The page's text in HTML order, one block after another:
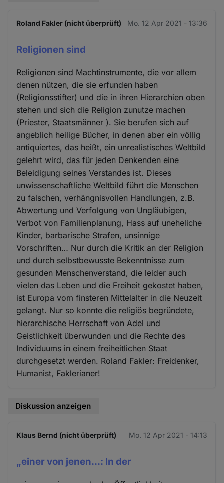
Roland Fakler (nicht überprüft) Mo. 12 Apr 2021 - 13:36
Religionen sind
Religionen sind Machtinstrumente, die vor allem
denen nützen, die sie erfunden haben
(Religionsstifter) und die in ihren Hierarchien oben
stehen und sich die Religion zunutze machen
(Priester, Staatsmänner ). Sie berufen sich auf
angeblich heilige Bücher, in denen aber ein völlig
antiquiertes, das heißt, ein unrealistisches Weltbild
gelehrt wird, das für jeden Denkenden eine
Beleidigung seines Verstandes ist. Dieses
unwissenschaftliche Weltbild führt die Menschen
zu falschen, verhängnisvollen Handlungen, z.B.
Abwertung und Verfolgung von Ungläubigen,
Verbot von Familienplanung, Hass auf uneheliche
Kinder, barbarische Strafen, unsinnige
Vorschriften… Nur durch die Kritik an der Religion
und durch selbstbewusste Bekenntnisse zum
gesunden Menschenverstand, die leider auch
vielen das Leben und die Freiheit gekostet haben,
ist Europa vom finsteren Mittelalter in die Neuzeit
gelangt. Nur so konnte die religiös begründete,
hierarchische Herrschaft von Adel und
Geistlichkeit überwunden und die Rechte des
Individuums in einem freiheitlichen Staat
durchgesetzt werden. Roland Fakler: Freidenker,
Humanist, Faklerianer!
Diskussion anzeigen
Klaus Bernd (nicht überprüft) Mo. 12 Apr 2021 - 14:13
„einer von jenen...: In der